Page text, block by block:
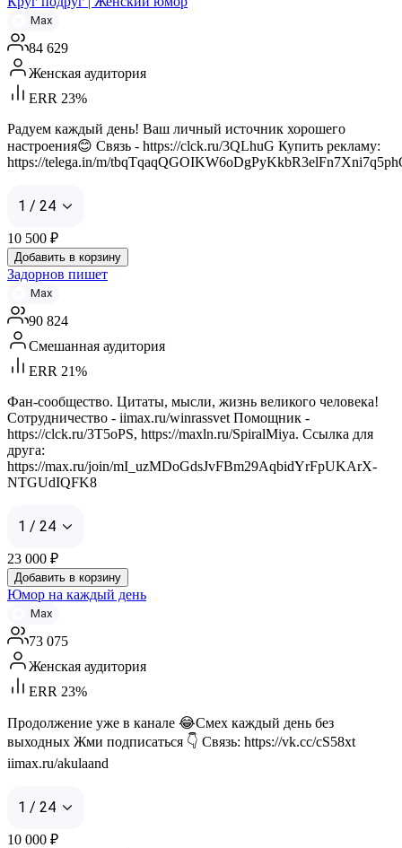
Max
84 629
Женская аудитория
ERR 23%
Радуем каждый день! Ваш личный источник хорошего
настроения😊 Связь - https://clck.ru/3QLhuG Купить рекламу:
https://telega.in/m/
1 / 24
10 500 ₽
Добавить в корзину
Задорнов пишет
Max
90 824
Смешанная аудитория
ERR 21%
Фан-сообщество. Цитаты, мысли, жизнь великого человека!
Сотрудничество - iimax.ru/winrassvet Помощник -
https://clck.ru/3T5oPS, https://maxln.ru/SpiralMiya. Ссылка для
друга:
https://max.ru/join/mI_uzMDoGdsJvFBm29AqbidYrFpUKArX-
NTGUdIQFK8
1 / 24
23 000 ₽
Добавить в корзину
Юмор на каждый день
Max
73 075
Женская аудитория
ERR 23%
Продолжение уже в канале 😂Смех каждый день без
выходных Жми подписаться 👇 Связь: https://vk.cc/cS58xt
iimax.ru/akulaand
1 / 24
10 000 ₽